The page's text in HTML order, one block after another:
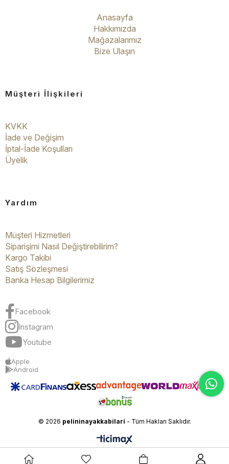
Anasayfa
Hakkımızda
Mağazalarımız
Bize Ulaşın
Müşteri İlişkileri
KVKK
İade ve Değişim
İptal-İade Koşulları
Üyelik
Yardım
Müşteri Hizmetleri
Siparişimi Nasıl Değiştirebilirim?
Kargo Takibi
Satış Sözleşmesi
Banka Hesap Bilgilerimiz
Facebook
Instagram
Youtube
Apple
Android
© 2026 pelininayakkabilari - Tüm Hakları Saklıdır.